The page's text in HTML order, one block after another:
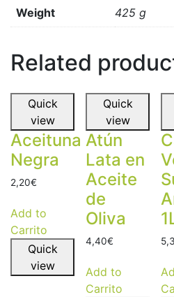
Weight 425 g
Related
Quick
view
Aceituna
Negra
2,20€
Add to
Carrito
Quick
view
Quick
view
Atún
Lata en
Aceite
de
Oliva
4,40€
Add to
Carrito